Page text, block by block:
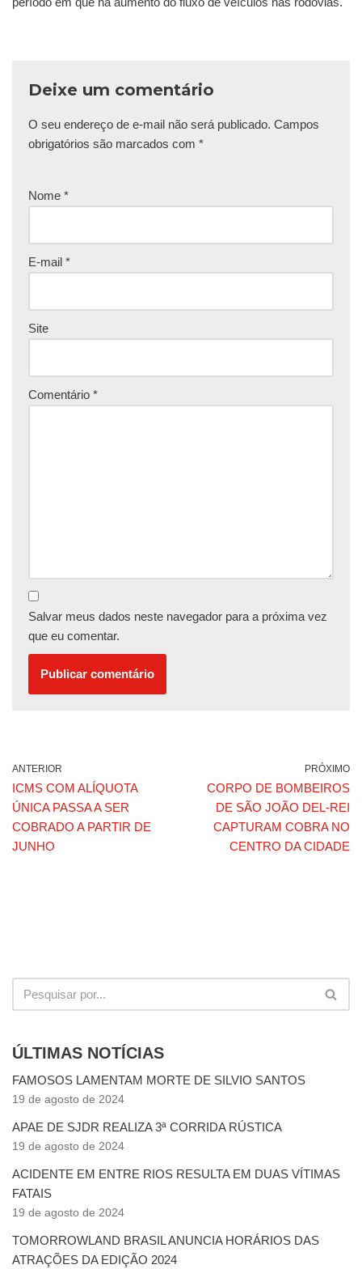
Deixe um comentário
O seu endereço de e-mail não será publicado. Campos
obrigatórios são marcados com *
Nome *
E-mail *
Site
Comentário *
Salvar meus dados neste navegador para a próxima vez
que eu comentar.
ANTERIOR
ICMS COM ALÍQUOTA
ÚNICA PASSA A SER
COBRADO A PARTIR DE
JUNHO
PRÓXIMO
CORPO DE BOMBEIROS
DE SÃO JOÃO DEL-REI
CAPTURAM COBRA NO
CENTRO DA CIDADE
ÚLTIMAS NOTÍCIAS
FAMOSOS LAMENTAM MORTE DE SILVIO SANTOS
19 de agosto de 2024
APAE DE SJDR REALIZA 3ª CORRIDA RÚSTICA
19 de agosto de 2024
ACIDENTE EM ENTRE RIOS RESULTA EM DUAS VÍTIMAS
FATAIS
19 de agosto de 2024
TOMORROWLAND BRASIL ANUNCIA HORÁRIOS DAS
ATRAÇÕES DA EDIÇÃO 2024